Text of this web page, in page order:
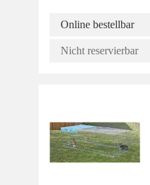
Online bestellbar
Nicht reservierbar